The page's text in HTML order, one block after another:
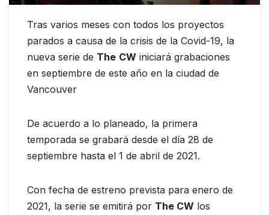
Tras varios meses con todos los proyectos
parados a causa de la crisis de la Covid-19, la
nueva serie de The CW iniciará grabaciones
en septiembre de este año en la ciudad de
Vancouver
De acuerdo a lo planeado, la primera
temporada se grabará desde el día 28 de
septiembre hasta el 1 de abril de 2021.
Con fecha de estreno prevista para enero de
2021, la serie se emitirá por The CW los